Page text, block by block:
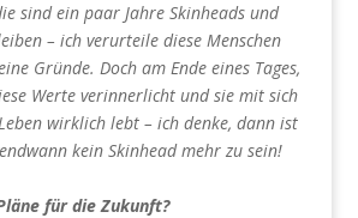
sind ein paar Jahre Skinheads und
– ich verurteile diese Menschen
Gründe. Doch am Ende eines Tages,
Werte verinnerlicht und sie mit sich
wirklich lebt – ich denke, dann ist
kein Skinhead mehr zu sein!
für die Zukunft?